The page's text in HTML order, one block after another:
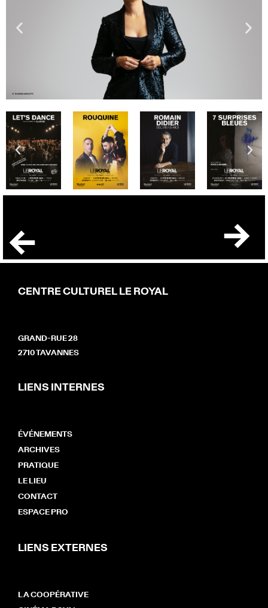
CENTRE CULTUREL LE ROYAL
GRAND-RUE 28
2710 TAVANNES
LIENS INTERNES
ÉVÉNEMENTS
ARCHIVES
PRATIQUE
LE LIEU
CONTACT
ESPACE PRO
LIENS EXTERNES
LA COOPÉRATIVE